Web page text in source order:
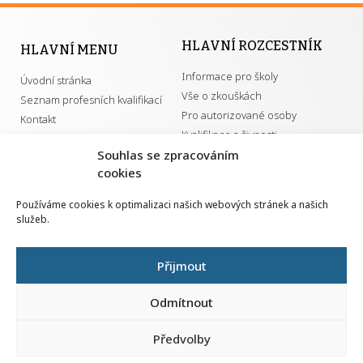
Souhlas se zpracováním
cookies
Používáme cookies k optimalizaci našich webových stránek a našich
služeb.
Přijmout
Odmítnout
Předvolby
HLAVNÍ MENU
Úvodní stránka
Seznam profesních kvalifikací
Kontakt
HLAVNÍ ROZCESTNÍK
Informace pro školy
Vše o zkouškách
Pro autorizované osoby
Kvalifikace a živnosti
GDPR
Národní pedagogický institut ČR
Senovážné náměstí 25
110 00 Praha 1